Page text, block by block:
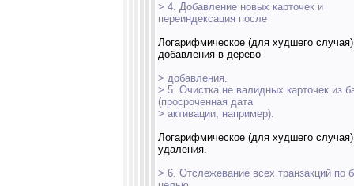
> 4. Добавление новых карточек и
переиндексация после
Логарифмическое (для худшего
добавления в дерево
> добавления.
> 5. Очистка не валидных карточек из
(просроченная дата
> активации, например).
Логарифмическое (для худшего
удаления.
> 6. Отслежевание всех транзакций по